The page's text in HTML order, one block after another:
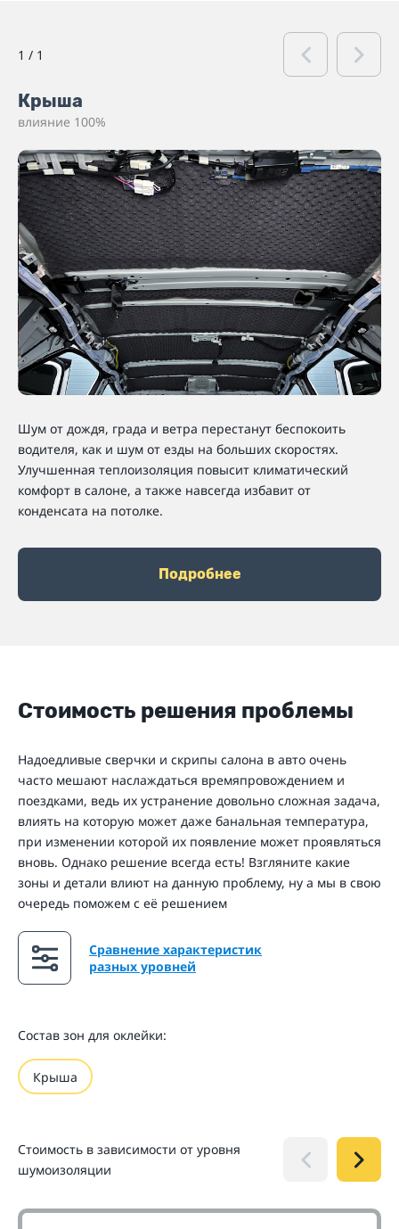
1 / 1
Крыша
влияние 100%
Шум от дождя, града и ветра перестанут беспокоить
водителя, как и шум от езды на больших скоростях.
Улучшенная теплоизоляция повысит климатический
комфорт в салоне, а также навсегда избавит от
конденсата на потолке.
Подробнее
Стоимость решения проблемы
Надоедливые сверчки и скрипы салона в авто очень
часто мешают наслаждаться времяпровождением и
поездками, ведь их устранение довольно сложная задача,
влиять на которую может даже банальная температура,
при изменении которой их появление может проявляться
вновь. Однако решение всегда есть! Взгляните какие
зоны и детали влиют на данную проблему, ну а мы в свою
очередь поможем с её решением
Сравнение характеристик
разных уровней
Состав зон для оклейки:
Крыша
Стоимость в зависимости от уровня
шумоизоляции